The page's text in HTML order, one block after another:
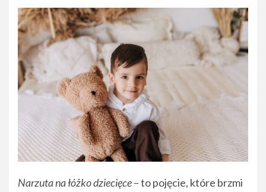
Narzuta na łóżko dziecięce– to pojęcie, które brzmi